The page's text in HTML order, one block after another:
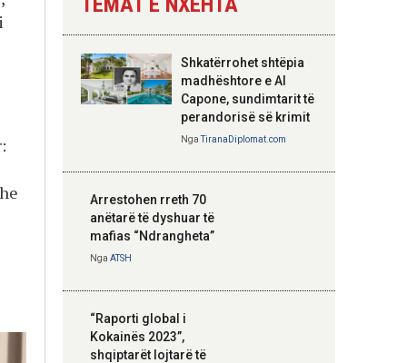
Hoxha takim me
zyrtarë të lartë të
DASH: Angazhim i
përbashkët për
strategjik
Shkatërrohet shtëpia
madhështore e Al
Capone, sundimtarit të
perandorisë së krimit
NgaTiranaDiplomat.com
Arrestohen rreth 70
anëtarë të dyshuar të
mafias “Ndrangheta”
Nga ATSH
“Raporti global i
Kokainës 2023”,
shqiptarët lojtarë të